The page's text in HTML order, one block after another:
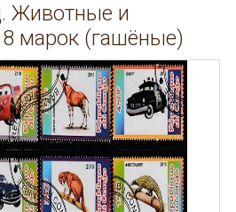
Животные и
марок (гашёные)